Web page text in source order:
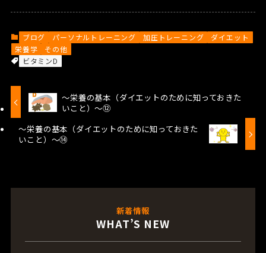
ブログ パーソナルトレーニング 加圧トレーニング
ダイエット
栄養学
その他
ビタミンD
～栄養の基本（ダイエットのために知っておきた
いこと）～⑫
～栄養の基本（ダイエットのために知っておきた
いこと）～⑭
新着情報
WHAT’S NEW